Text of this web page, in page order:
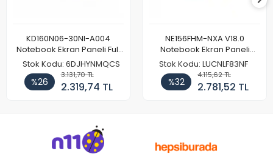
KD160N06-30NI-A004
Notebook Ekran Paneli Full
HD
Stok Kodu: 6DJHYNMQCS
%26
3.131,70 TL
2.319,74 TL
NE156FHM-NXA V18.0
Notebook Ekran Paneli
144Hz
Stok Kodu: LUCNLF83NF
%32
4.115,62 TL
2.781,52 TL